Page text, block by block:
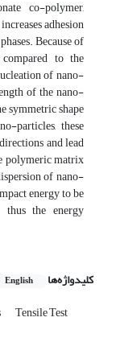
co-polymer,
adhesion
Because of
to the
of nano-
of the nano-
symmetric shape
particles, these
and lead
polymeric matrix
of nano-
energy to be
thus the energy
کلیدواژه‌ها English
Tensile Test